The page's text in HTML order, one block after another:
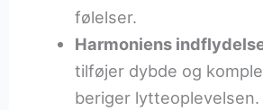
følelser.
Harmoniens
tilføjer dybde og
beriger lytteoplevelsen.